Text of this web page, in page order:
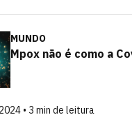
MUNDO
Mpox não é como a
• 3 min de leitura